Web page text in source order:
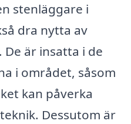
stenläggare i
dra nytta av
De är insatta i de
i området, såsom
kan påverka
Dessutom är